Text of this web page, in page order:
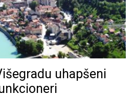
uhapšeni